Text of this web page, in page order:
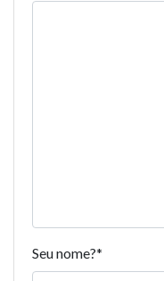
Seu nome?*